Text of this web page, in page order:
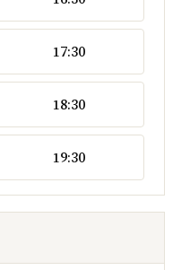
17:30
18:30
19:30